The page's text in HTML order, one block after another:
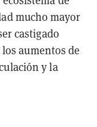
mucho mayor
castigado
aumentos de
y la